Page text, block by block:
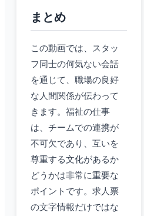
まとめ
この動画では、スタッ
フ同士の何気ない会話
を通じて、職場の良好
な人間関係が伝わって
きます。福祉の仕事
は、チームでの連携が
不可欠であり、互いを
尊重する文化があるか
どうかは非常に重要な
ポイントです。求人票
の文字情報だけではな